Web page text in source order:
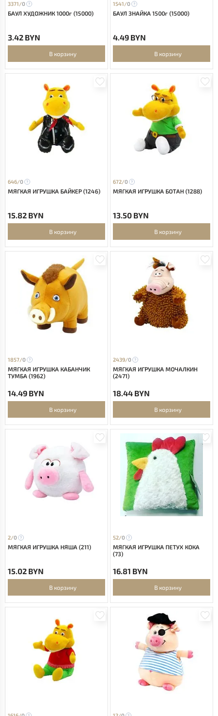
3371/0
БАУЛ ХУДОЖНИК 1000г (15000)
3.42 BYN
В корзину
1541/0
БАУЛ ЗНАЙКА 1500г (15000)
4.49 BYN
В корзину
646/0
МЯГКАЯ ИГРУШКА БАЙКЕР (1246)
15.82 BYN
В корзину
672/0
МЯГКАЯ ИГРУШКА БОТАН (1288)
13.50 BYN
В корзину
1857/0
МЯГКАЯ ИГРУШКА КАБАНЧИК
ТУМБА (1962)
14.49 BYN
В корзину
2439/0
МЯГКАЯ ИГРУШКА МОЧАЛКИН
(2471)
18.44 BYN
В корзину
2/0
МЯГКАЯ ИГРУШКА НЯША (211)
15.02 BYN
В корзину
52/0
МЯГКАЯ ИГРУШКА ПЕТУХ КОКА
(73)
16.81 BYN
В корзину